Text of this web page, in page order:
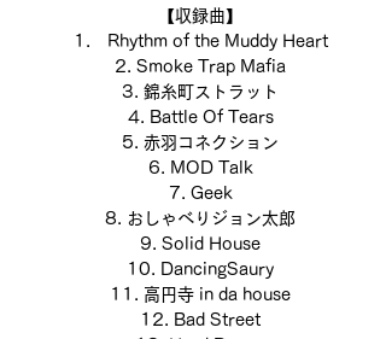
【収録曲】
1.
Rhythm of the Muddy Heart
2. Smoke Trap Mafia
3. 錦糸町ストラット
4. Battle Of Tears
5. 赤羽コネクション
6. MOD Talk
7. Geek
8.
おしゃべりジョン太郎
9. Solid House
10. DancingSaury
11. 高円寺 in da house
12. Bad Street